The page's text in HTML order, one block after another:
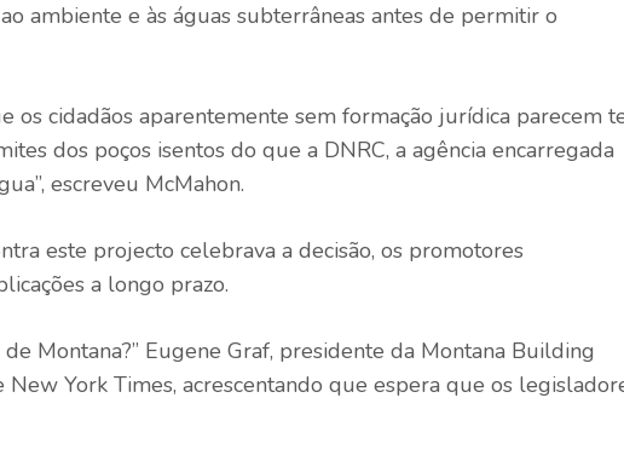
ambiente e às águas subterrâneas antes de permitir o
os cidadãos aparentemente sem formação jurídica parecem
dos poços isentos do que a DNRC, a agência encarregada
escreveu McMahon.
este projecto celebrava a decisão, os promotores
a longo prazo.
Montana?” Eugene Graf, presidente da Montana Building
New York Times, acrescentando que espera que os